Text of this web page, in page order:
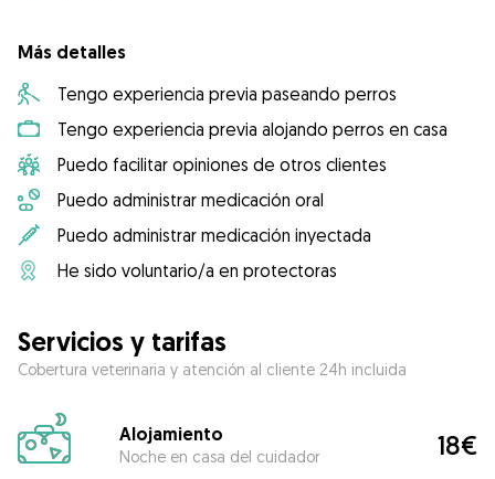
Más detalles
Tengo experiencia previa paseando perros
Tengo experiencia previa alojando perros en casa
Puedo facilitar opiniones de otros clientes
Puedo administrar medicación oral
Puedo administrar medicación inyectada
He sido voluntario/a en protectoras
Servicios y tarifas
Cobertura veterinaria y atención al cliente 24h incluida
Alojamiento
Noche en casa del cuidador 18€